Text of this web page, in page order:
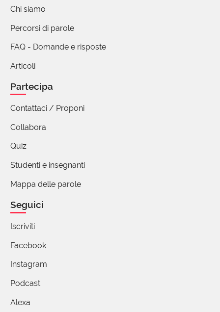
Chi siamo
Percorsi di parole
FAQ - Domande e risposte
Articoli
Partecipa
Contattaci / Proponi
Collabora
Quiz
Studenti e insegnanti
Mappa delle parole
Seguici
Iscriviti
Facebook
Instagram
Podcast
Alexa